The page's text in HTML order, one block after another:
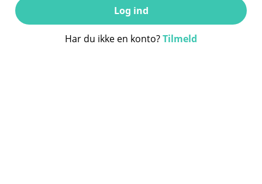
Log ind
Har du ikke en konto?Tilmeld